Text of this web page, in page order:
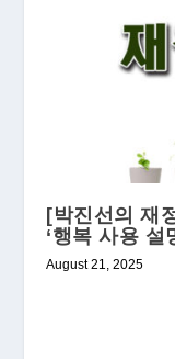
[박진선의 재
‘행복 사용 설
August 21, 2025